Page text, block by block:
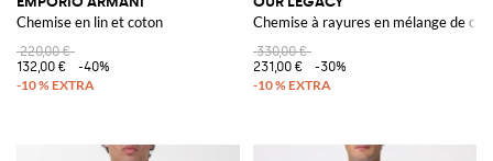
Chemise en lin et coton
220,00 €
132,00 €
-40%
Chemise à rayures en mélange de
330,00 €
231,00 €
-30%